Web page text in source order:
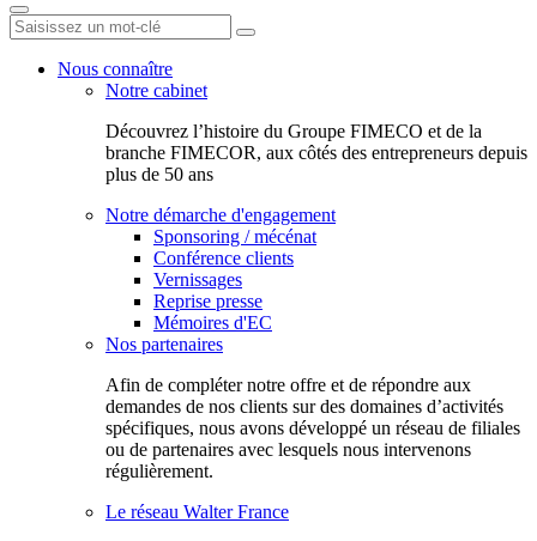
Nous connaître
Notre cabinet
Découvrez l’histoire du Groupe FIMECO et de la
branche FIMECOR, aux côtés des entrepreneurs depuis
plus de 50 ans
Notre démarche d'engagement
Sponsoring / mécénat
Conférence clients
Vernissages
Reprise presse
Mémoires d'EC
Nos partenaires
Afin de compléter notre offre et de répondre aux
demandes de nos clients sur des domaines d’activités
spécifiques, nous avons développé un réseau de filiales
ou de partenaires avec lesquels nous intervenons
régulièrement.
Le réseau Walter France